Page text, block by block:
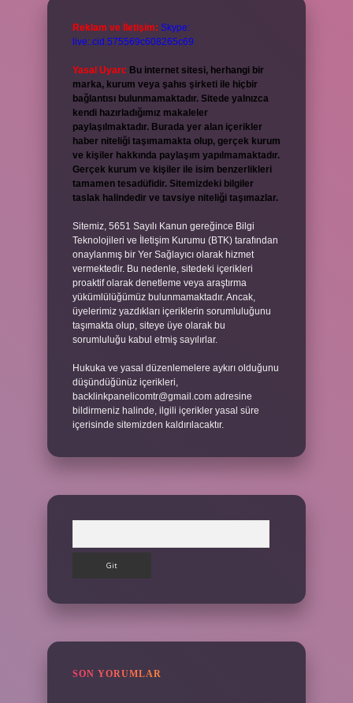
Reklam ve İletişim: Skype:
live:.cid.575569c608265c69
Yasal Uyarı: Bu internet sitesi, herhangi bir
marka, kurum veya şahıs şirketi ile hiçbir
bağlantısı bulunmamaktadır. Sitede yalnızca
kendi hazırladığımız makaleler
paylaşılmaktadır. Burada yer alan içerikler
haber niteliği taşımamakta olup, gerçek kurum
ve kişiler hakkında paylaşım yapılmamaktadır.
Gerçek kurum ve kişiler ile isim benzerlikleri
tamamen tesadüfidir. Sitemizdeki bilgiler
taslak halindedir ve tavsiye niteliği taşımazlar.
Sitemiz, 5651 Sayılı Kanun gereğince Bilgi
Teknolojileri ve İletişim Kurumu (BTK) tarafından
onaylanmış bir Yer Sağlayıcı olarak hizmet
vermektedir. Bu nedenle, sitedeki içerikleri
proaktif olarak denetleme veya araştırma
yükümlülüğümüz bulunmamaktadır. Ancak,
üyelerimiz yazdıkları içeriklerin sorumluluğunu
taşımakta olup, siteye üye olarak bu
sorumluluğu kabul etmiş sayılırlar.
Hukuka ve yasal düzenlemelere aykırı olduğunu
düşündüğünüz içerikleri,
backlinkpanelicomtr@gmail.com adresine
bildirmeniz halinde, ilgili içerikler yasal süre
içerisinde sitemizden kaldırılacaktır.
SON YORUMLAR